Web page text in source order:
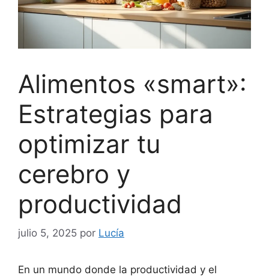
Alimentos «smart»:
Estrategias para
optimizar tu
cerebro y
productividad
julio 5, 2025 por Lucía
En un mundo donde la productividad y el